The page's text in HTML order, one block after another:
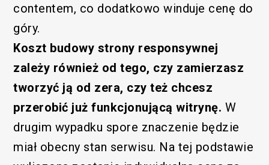
contentem, co dodatkowo winduje cenę do
góry.
Koszt budowy strony responsywnej
zależy również od tego, czy zamierzasz
tworzyć ją od zera, czy też chcesz
przerobić już funkcjonującą witrynę. W
drugim wypadku spore znaczenie będzie
miał obecny stan serwisu. Na tej podstawie